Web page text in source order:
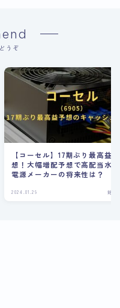
うぞ
【コーセル】17期ぶり最高益予
想！大幅増配予想で高配当水
電源メーカーの将来性は？
2024.01.29 銘柄